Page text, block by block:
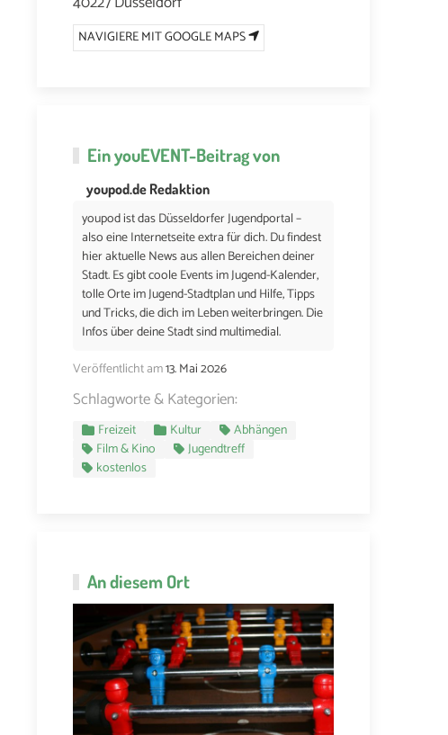
NAVIGIERE MIT GOOGLE MAPS
EinyouEVENT-Beitrag von
youpod.de Redaktion
youpod ist das Düsseldorfer Jugendportal –
also eine Internetseite extra für dich. Du findest
hier aktuelle News aus allen Bereichen deiner
Stadt. Es gibt coole Events im Jugend-Kalender,
tolle Orte im Jugend-Stadtplan und Hilfe, Tipps
und Tricks, die dich im Leben weiterbringen. Die
Infos über deine Stadt sind multimedial.
Veröffentlicht am13. Mai 2026
Schlagworte & Kategorien:
Freizeit Kultur
Abhängen
Film & Kino
Jugendtreff
kostenlos
An diesem Ort